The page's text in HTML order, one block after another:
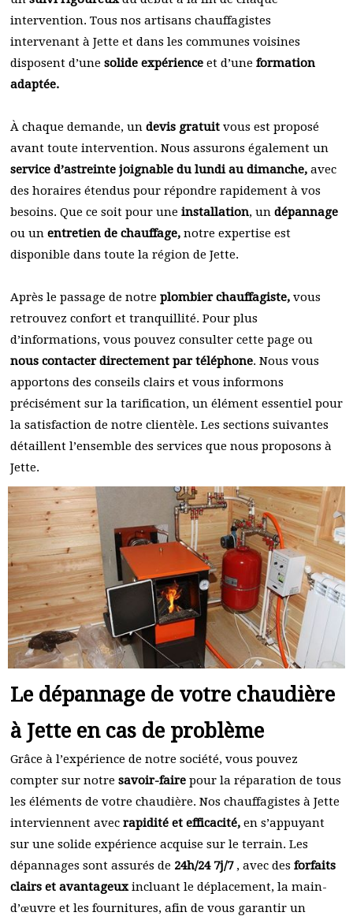
intervention. Tous nos artisans chauffagistes
intervenant à Jette et dans les communes voisines
disposent d’une solide expérience et d’une formation
adaptée.
À chaque demande, un devis gratuit vous est proposé
avant toute intervention. Nous assurons également un
service d’astreinte joignable du lundi au dimanche, avec
des horaires étendus pour répondre rapidement à vos
besoins. Que ce soit pour une installation, un dépannage
ou un entretien de chauffage, notre expertise est
disponible dans toute la région de Jette.
Après le passage de notre plombier chauffagiste, vous
retrouvez confort et tranquillité. Pour plus
d’informations, vous pouvez consulter cette page ou
nous contacter directement par téléphone. Nous vous
apportons des conseils clairs et vous informons
précisément sur la tarification, un élément essentiel pour
la satisfaction de notre clientèle. Les sections suivantes
détaillent l’ensemble des services que nous proposons à
Jette.
Le dépannage de votre chaudière
à Jette en cas de problème
Grâce à l’expérience de notre société, vous pouvez
compter sur notre savoir-faire pour la réparation de tous
les éléments de votre chaudière. Nos chauffagistes à Jette
interviennent avec rapidité et efficacité, en s’appuyant
sur une solide expérience acquise sur le terrain. Les
dépannages sont assurés de 24h/24 7j/7, avec des forfaits
clairs et avantageuxincluant le déplacement, la main-
d’œuvre et les fournitures, afin de vous garantir un